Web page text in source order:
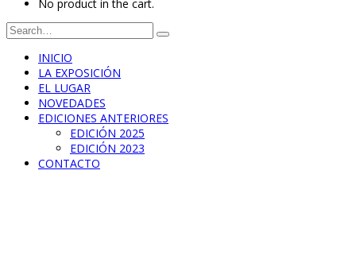
No product in the cart.
INICIO
LA EXPOSICIÓN
EL LUGAR
NOVEDADES
EDICIONES ANTERIORES
EDICIÓN 2025
EDICIÓN 2023
CONTACTO